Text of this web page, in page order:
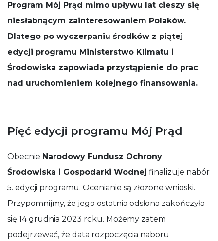
Program Mój Prąd mimo upływu lat cieszy się
niesłabnącym zainteresowaniem Polaków.
Dlatego po wyczerpaniu środków z piątej
edycji programu Ministerstwo Klimatu i
Środowiska zapowiada przystąpienie do prac
nad uruchomieniem kolejnego finansowania.
Pięć edycji programu Mój Prąd
Obecnie Narodowy Fundusz Ochrony
Środowiska i Gospodarki Wodnej finalizuje nabór
5. edycji programu. Ocenianie są złożone wnioski.
Przypomnijmy, że jego ostatnia odsłona zakończyła
się 14 grudnia 2023 roku. Możemy zatem
podejrzewać, że data rozpoczęcia naboru
Aby nasza
strona
internetowa
działała jak
podczas
Jeśli odrzucisz
niektóre
internetowej.